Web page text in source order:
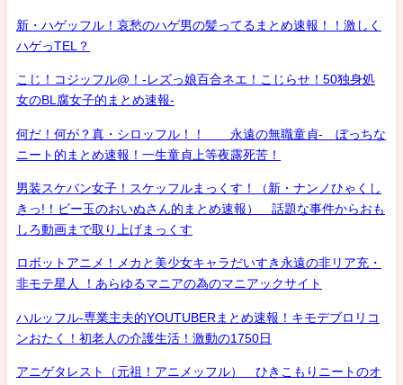
新・ハゲッフル！哀愁のハゲ男の髪ってるまとめ速報！！激しく
ハゲっTEL？
こじ！コジッフル@！-レズっ娘百合ネエ！こじらせ！50独身処
女のBL腐女子的まとめ速報-
何だ！何が？真・シロッフル！！ 永遠の無職童貞- ぼっちな
ニート的まとめ速報！一生童貞上等夜露死苦！
男装スケバン女子！スケッフルまっくす！（新・ナンノひゃくし
きっ!！ビー玉のおいぬさん的まとめ速報） 話題な事件からおも
しろ動画まで取り上げまっくす
ロボットアニメ！メカと美少女キャラだいすき永遠の非リア充・
非モテ星人 ！あらゆるマニアの為のマニアックサイト
ハルッフル-専業主夫的YOUTUBERまとめ速報！キモデブロリコ
ンおたく！初老人の介護生活！激動の1750日
アニゲタレスト（元祖！アニメッフル） ひきこもりニートのオ